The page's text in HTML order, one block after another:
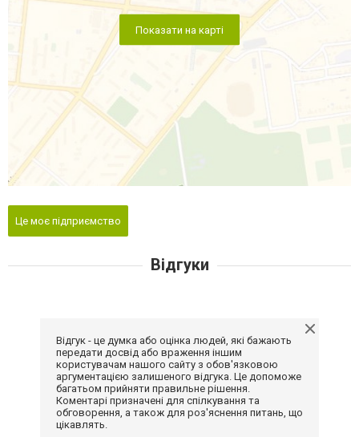
Показати на карті
Це моє підприємство
Відгуки
Відгук - це думка або оцінка людей, які бажають
передати досвід або враження іншим
користувачам нашого сайту з обов'язковою
аргументацією залишеного відгука. Це допоможе
багатьом прийняти правильне рішення.
Коментарі призначені для спілкування та
обговорення, а також для роз'яснення питань, що
цікавлять.